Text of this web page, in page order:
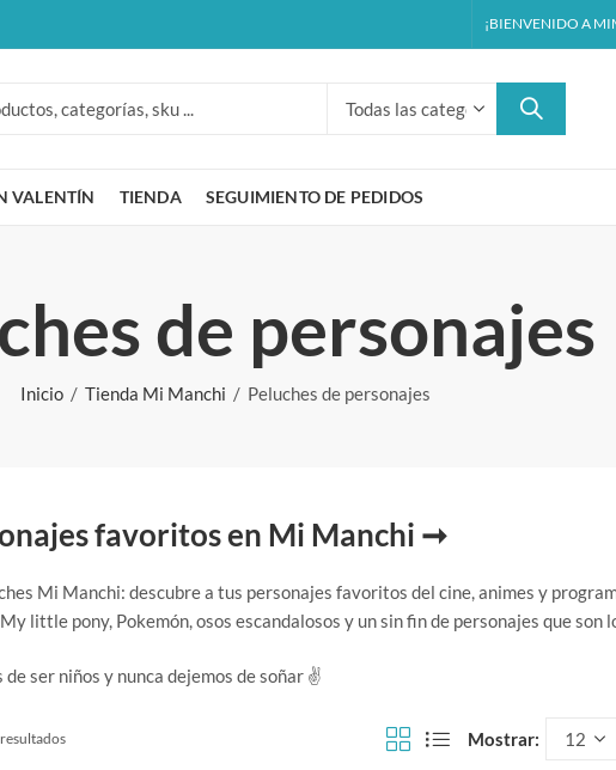
¡BIENVENIDO A
VALENTÍN TIENDA SEGUIMIENTO DE PEDIDOS
de personajes
Inicio Tienda Mi Manchi Peluches de personajes
favoritos en Mi Manchi ➞
Mi Manchi: descubre a tus personajes favoritos del cine, animes y
little pony, Pokemón, osos escandalosos y un sin fin de personajes que son
de ser niños y nunca dejemos de soñar ✌
Mostrar: